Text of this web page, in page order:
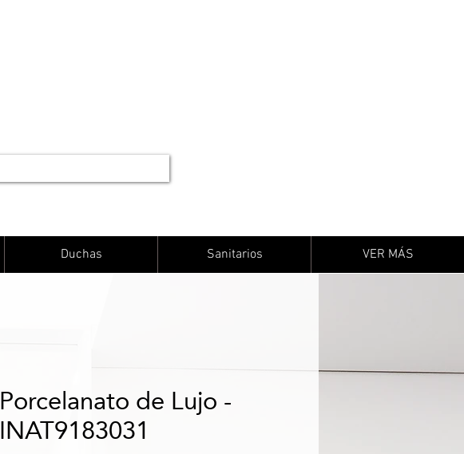
Duchas Sanitarios VER MÁS
Porcelanato de Lujo -
INAT9183031